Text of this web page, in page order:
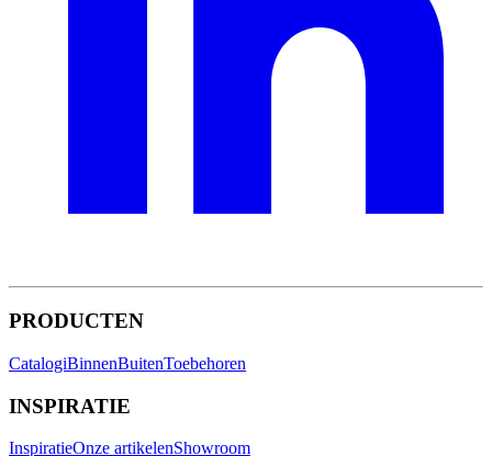
PRODUCTEN
CatalogiBinnenBuitenToebehoren
INSPIRATIE
InspiratieOnze artikelenShowroom